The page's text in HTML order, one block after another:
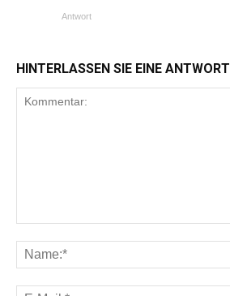
Antwort
HINTERLASSEN SIE EINE ANTWORT